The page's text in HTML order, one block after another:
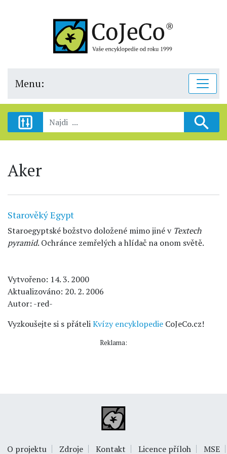
Menu:
Aker
Starověký Egypt
Staroegyptské božstvo doložené mimo jiné v Textech
pyramid. Ochránce zemřelých a hlídač na onom světě.
Vytvořeno: 14. 3. 2000
Aktualizováno: 20. 2. 2006
Autor: -red-
Vyzkoušejte si s přáteliKvízy encyklopedie CoJeCo.cz!
Reklama:
O projektu Zdroje Kontakt Licence příloh MSE